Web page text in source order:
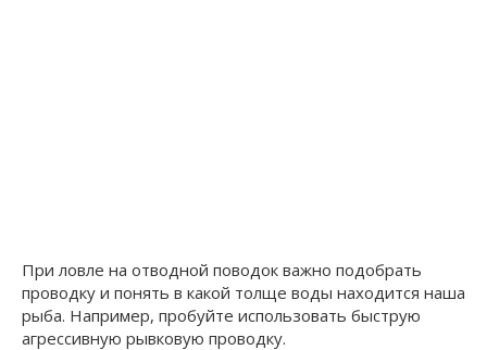
При ловле на отводной поводок важно подобрать
проводку и понять в какой толще воды находится наша
рыба. Например, пробуйте использовать быструю
агрессивную рывковую проводку.